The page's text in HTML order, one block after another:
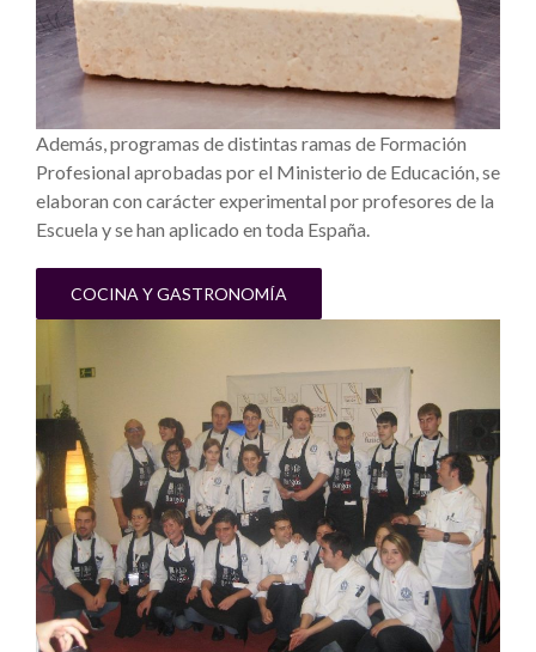
Además, programas de distintas ramas de Formación
Profesional aprobadas por el Ministerio de Educación, se
elaboran con carácter experimental por profesores de la
Escuela y se han aplicado en toda España.
COCINA Y GASTRONOMÍA